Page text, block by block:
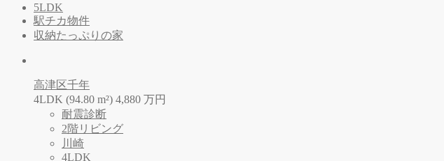
5LDK
駅チカ物件
収納たっぷりの家
高津区千年
4LDK (94.80 m²) 4,880 万円
耐震診断
2階リビング
川崎
4LDK